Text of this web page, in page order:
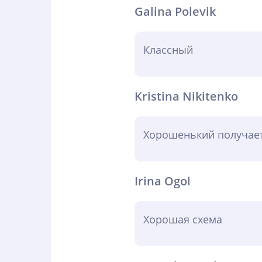
Galina Polevik
Классный
Kristina Nikitenko
Хорошенький
Irina Ogol
Хорошая схема